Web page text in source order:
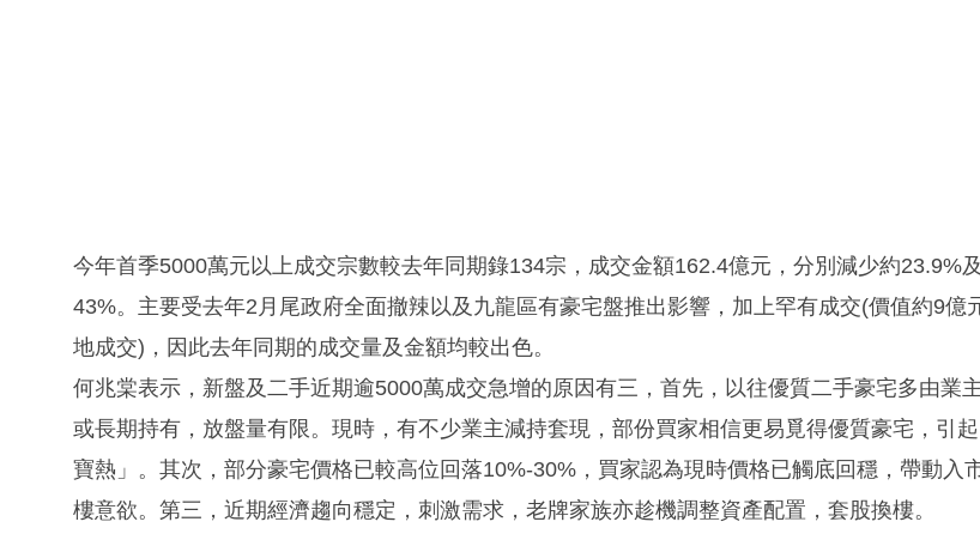
今年首季5000萬元以上成交宗數較去年同期錄134宗，成交金額162.4億元，分別減少約23.9%及
43%。主要受去年2月尾政府全面撤辣以及九龍區有豪宅盤推出影響，加上罕有成交(價值約9億
地成交)，因此去年同期的成交量及金額均較出色。
何兆棠表示，新盤及二手近期逾5000萬成交急增的原因有三，首先，以往優質二手豪宅多由業
或長期持有，放盤量有限。現時，有不少業主減持套現，部份買家相信更易覓得優質豪宅，引
寶熱」。其次，部分豪宅價格已較高位回落10%-30%，買家認為現時價格已觸底回穩，帶動入
樓意欲。第三，近期經濟趨向穩定，刺激需求，老牌家族亦趁機調整資產配置，套股換樓。